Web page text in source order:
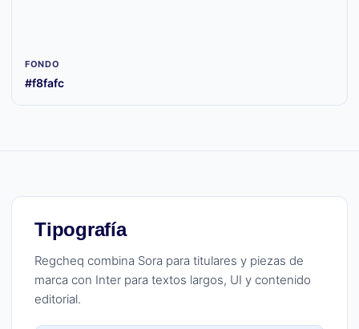
FONDO
#f8fafc
Tipografía
Regcheq combina Sora para titulares y piezas de
marca con Inter para textos largos, UI y contenido
editorial.